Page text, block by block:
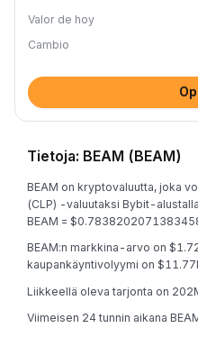
Valor de hoy
Cambio
Tietoja: BEAM (BEAM)
BEAM on kryptovaluutta, joka
(CLP) -valuutaksi Bybit-
BEAM =
BEAM:n markkina-arvo on
kaupankäyntivolyymi on
Liikkeellä oleva tarjonta on
Viimeisen 24 tunnin aikana